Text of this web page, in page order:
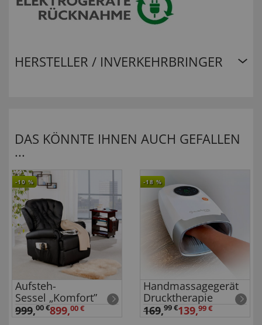
HERSTELLER / INVERKEHRBRINGER
DAS KÖNNTE IHNEN AUCH GEFALLEN
...
-10 %
Aufsteh-
Sessel „Komfort”
999,00 €899,00 €
-18 %
Handmassagegerät
Drucktherapie
169,99 €139,99 €